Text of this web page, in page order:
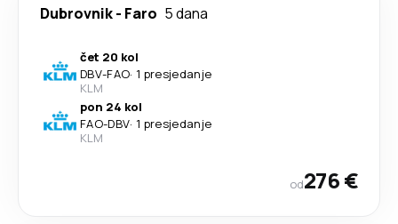
Dubrovnik- Faro 5 dana
čet 20 kol
DBV-FAO· 1 presjedanje
KLM
pon 24 kol
FAO-DBV· 1 presjedanje
KLM
od276 €